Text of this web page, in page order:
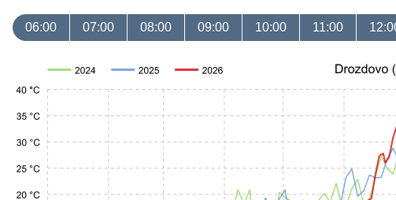
06:00 07:00 08:00 09:00 10:00 11:00